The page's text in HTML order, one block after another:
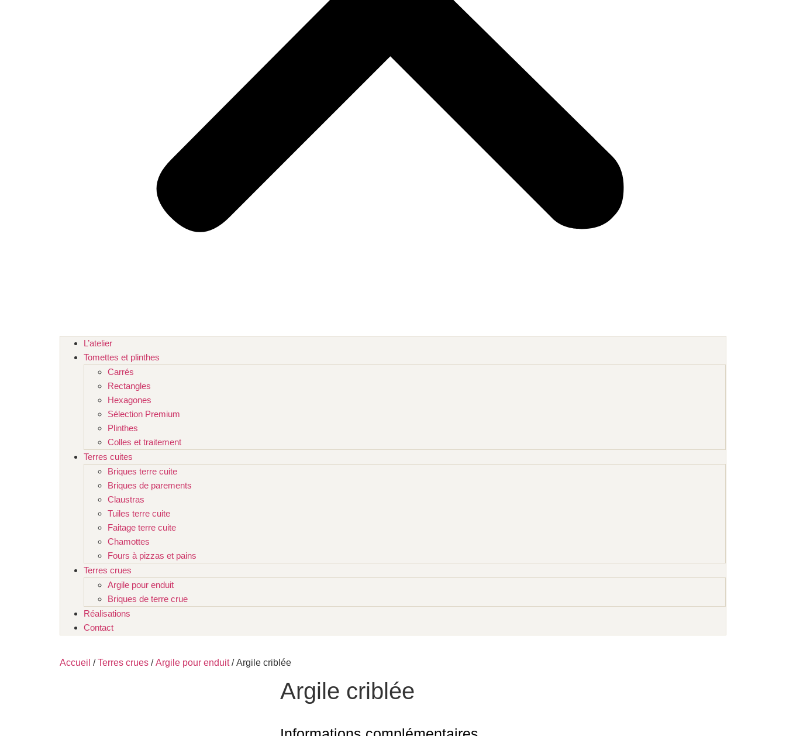
L’atelier
Tomettes et plinthes
Carrés
Rectangles
Hexagones
Sélection Premium
Plinthes
Colles et traitement
Terres cuites
Briques terre cuite
Briques de parements
Claustras
Tuiles terre cuite
Faitage terre cuite
Chamottes
Fours à pizzas et pains
Terres crues
Argile pour enduit
Briques de terre crue
Réalisations
Contact
Accueil /Terres crues /Argile pour enduit/ Argile criblée
Argile criblée